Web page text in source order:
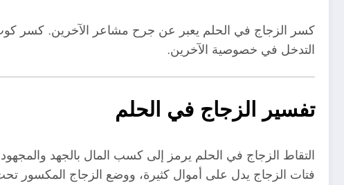
كسر الزجاج في الحلم يعبر عن جرح مشاعر الآخرين. كسر
التدخل في خصوصية الآخرين.
تفسير الزجاج في الحلم
التقاط الزجاج في الحلم يرمز إلى كسب المال بالجهد
فتات الزجاج يدل على أموال كثيرة، ووضع الزجاج المكسور